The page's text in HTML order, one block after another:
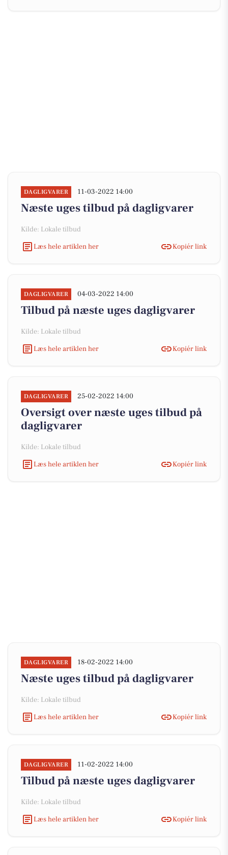
DAGLIGVARER 11-03-2022 14:00
Næste uges tilbud på dagligvarer
Kilde: Lokale tilbud
Læs hele artiklen her
Kopiér link
DAGLIGVARER 04-03-2022 14:00
Tilbud på næste uges dagligvarer
Kilde: Lokale tilbud
Læs hele artiklen her
Kopiér link
DAGLIGVARER 25-02-2022 14:00
Oversigt over næste uges tilbud på
dagligvarer
Kilde: Lokale tilbud
Læs hele artiklen her
Kopiér link
DAGLIGVARER 18-02-2022 14:00
Næste uges tilbud på dagligvarer
Kilde: Lokale tilbud
Læs hele artiklen her
Kopiér link
DAGLIGVARER 11-02-2022 14:00
Tilbud på næste uges dagligvarer
Kilde: Lokale tilbud
Læs hele artiklen her
Kopiér link